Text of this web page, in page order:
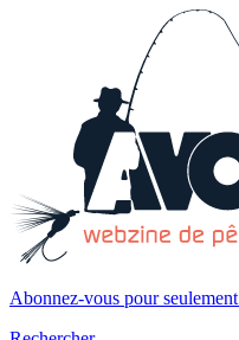
Abonnez-vous pour seulement